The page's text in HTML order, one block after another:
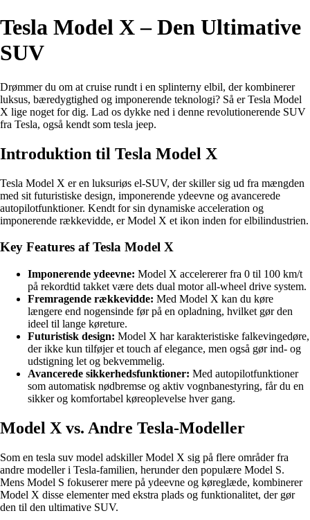
Tesla Model X – Den Ultimative
SUV
Drømmer du om at cruise rundt i en splinterny elbil, der kombinerer
luksus, bæredygtighed og imponerende teknologi? Så er Tesla Model
X lige noget for dig. Lad os dykke ned i denne revolutionerende SUV
fra Tesla, også kendt som tesla jeep.
Introduktion til Tesla Model X
Tesla Model X er en luksuriøs el-SUV, der skiller sig ud fra mængden
med sit futuristiske design, imponerende ydeevne og avancerede
autopilotfunktioner. Kendt for sin dynamiske acceleration og
imponerende rækkevidde, er Model X et ikon inden for elbilindustrien.
Key Features af Tesla Model X
Imponerende ydeevne: Model X accelererer fra 0 til 100 km/t
på rekordtid takket være dets dual motor all-wheel drive system.
Fremragende rækkevidde: Med Model X kan du køre
længere end nogensinde før på en opladning, hvilket gør den
ideel til lange køreture.
Futuristisk design: Model X har karakteristiske falkevingedøre,
der ikke kun tilføjer et touch af elegance, men også gør ind- og
udstigning let og bekvemmelig.
Avancerede sikkerhedsfunktioner: Med autopilotfunktioner
som automatisk nødbremse og aktiv vognbanestyring, får du en
sikker og komfortabel køreoplevelse hver gang.
Model X vs. Andre Tesla-Modeller
Som en tesla suv model adskiller Model X sig på flere områder fra
andre modeller i Tesla-familien, herunder den populære Model S.
Mens Model S fokuserer mere på ydeevne og køreglæde, kombinerer
Model X disse elementer med ekstra plads og funktionalitet, der gør
den til den ultimative SUV.